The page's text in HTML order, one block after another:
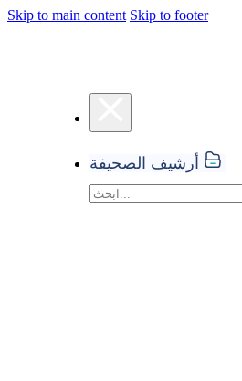
Skip to main content Skip to footer
أرشيف الصحيفة